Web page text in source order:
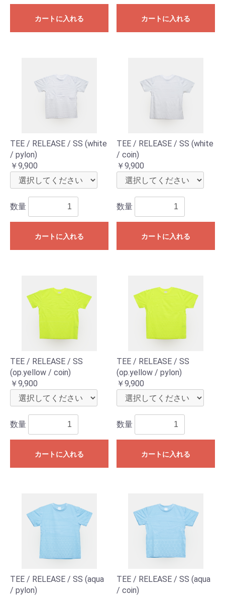
カートに入れる カートに入れる
TEE / RELEASE / SS (white
/ pylon)
￥9,900
数量
カートに入れる
TEE / RELEASE / SS (white
/ coin)
￥9,900
数量
カートに入れる
TEE / RELEASE / SS
(op.yellow / coin)
￥9,900
数量
カートに入れる
TEE / RELEASE / SS
(op.yellow / pylon)
￥9,900
数量
カートに入れる
TEE / RELEASE / SS (aqua
/ pylon)
TEE / RELEASE / SS (aqua
/ coin)